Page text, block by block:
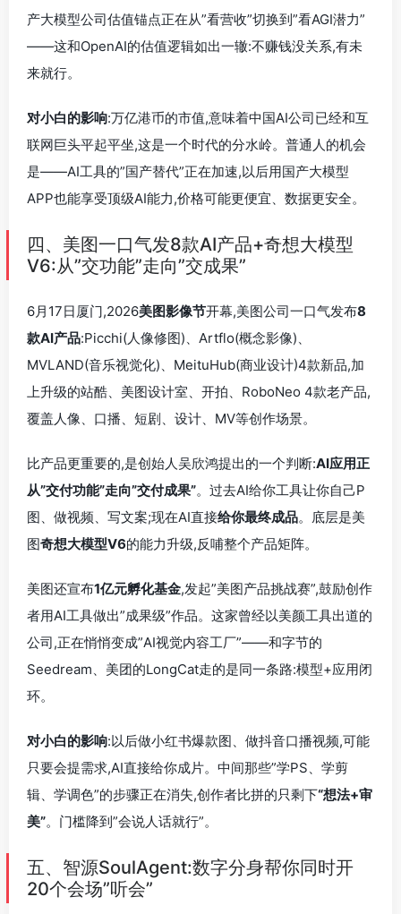
产大模型公司估值锚点正在从”看营收”切换到”看AGI潜力”
——这和OpenAI的估值逻辑如出一辙:不赚钱没关系,有未
来就行。
对小白的影响:万亿港币的市值,意味着中国AI公司已经和互
联网巨头平起平坐,这是一个时代的分水岭。普通人的机会
是——AI工具的”国产替代”正在加速,以后用国产大模型
APP也能享受顶级AI能力,价格可能更便宜、数据更安全。
四、美图一口气发8款AI产品+奇想大模型
V6:从”交功能”走向”交成果”
6月17日厦门,2026美图影像节开幕,美图公司一口气发布8
款AI产品:Picchi(人像修图)、Artflo(概念影像)、
MVLAND(音乐视觉化)、MeituHub(商业设计)4款新品,加
上升级的站酷、美图设计室、开拍、RoboNeo 4款老产品,
覆盖人像、口播、短剧、设计、MV等创作场景。
比产品更重要的,是创始人吴欣鸿提出的一个判断:AI应用正
从”交付功能”走向”交付成果”。过去AI给你工具让你自己P
图、做视频、写文案;现在AI直接给你最终成品。底层是美
图奇想大模型V6的能力升级,反哺整个产品矩阵。
美图还宣布1亿元孵化基金,发起”美图产品挑战赛”,鼓励创作
者用AI工具做出”成果级”作品。这家曾经以美颜工具出道的
公司,正在悄悄变成”AI视觉内容工厂”——和字节的
Seedream、美团的LongCat走的是同一条路:模型+应用闭
环。
对小白的影响:以后做小红书爆款图、做抖音口播视频,可能
只要会提需求,AI直接给你成片。中间那些”学PS、学剪
辑、学调色”的步骤正在消失,创作者比拼的只剩下“想法+审
美”。门槛降到”会说人话就行”。
五、智源SoulAgent:数字分身帮你同时开
20个会场”听会”